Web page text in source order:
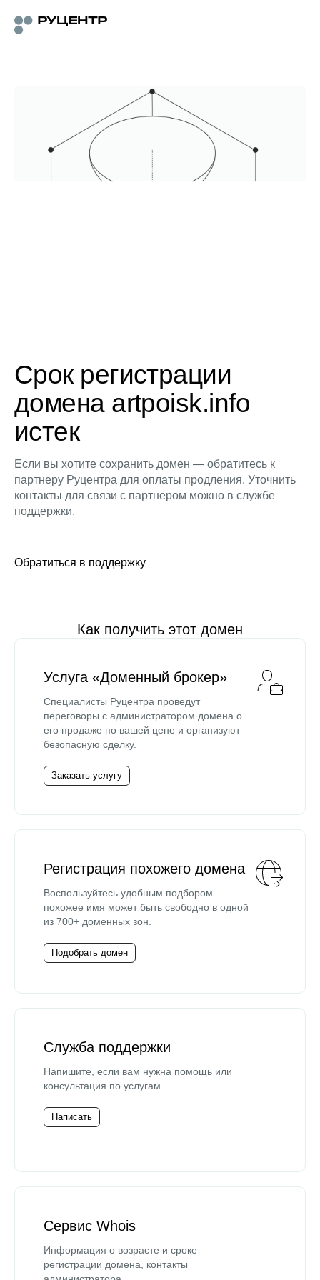
Срок регистрации
домена artpoisk.info
истек
Если вы хотите сохранить домен — обратитесь к
партнеру Руцентра для оплаты продления. Уточнить
контакты для связи с партнером можно в службе
поддержки.
Обратиться в поддержку
Как получить этот домен
Услуга «Доменный брокер»
Специалисты Руцентра проведут
переговоры с администратором домена о
его продаже по вашей цене и организуют
безопасную сделку.
Заказать услугу
Регистрация похожего домена
Воспользуйтесь удобным подбором —
похожее имя может быть свободно в одной
из 700+ доменных зон.
Подобрать домен
Служба поддержки
Напишите, если вам нужна помощь или
консультация по услугам.
Написать
Сервис Whois
Информация о возрасте и сроке
регистрации домена, контакты